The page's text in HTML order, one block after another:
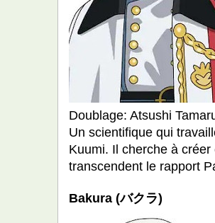
Doublage: Atsushi
Un scientifique qui
Kuumi. Il cherche à
transcendent le rapport
Bakura (バクラ)